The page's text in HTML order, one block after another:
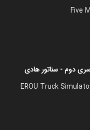
Five
EROU Truck